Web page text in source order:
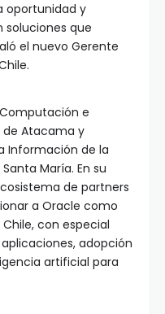
oportunidad y
soluciones que
el nuevo Gerente
e
de Atacama y
Información de la
María. En su
de partners
a Oracle como
con especial
adopción
artificial para